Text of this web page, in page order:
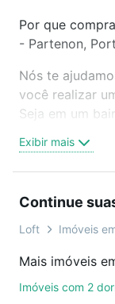
Por que
- Partenon,
Nós te
você realizar
Seja em um
oferta ideal de
Partenon,
videochamada,
ainda conta
de imóveis.
Exibir mais
Continue
Loft Imóveis
Mais imóveis
Imóveis com 2